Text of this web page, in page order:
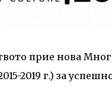
прие нова
2019 г.) за